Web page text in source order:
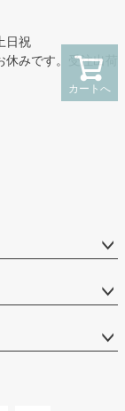
カートへ
日祝
みです。受注出荷